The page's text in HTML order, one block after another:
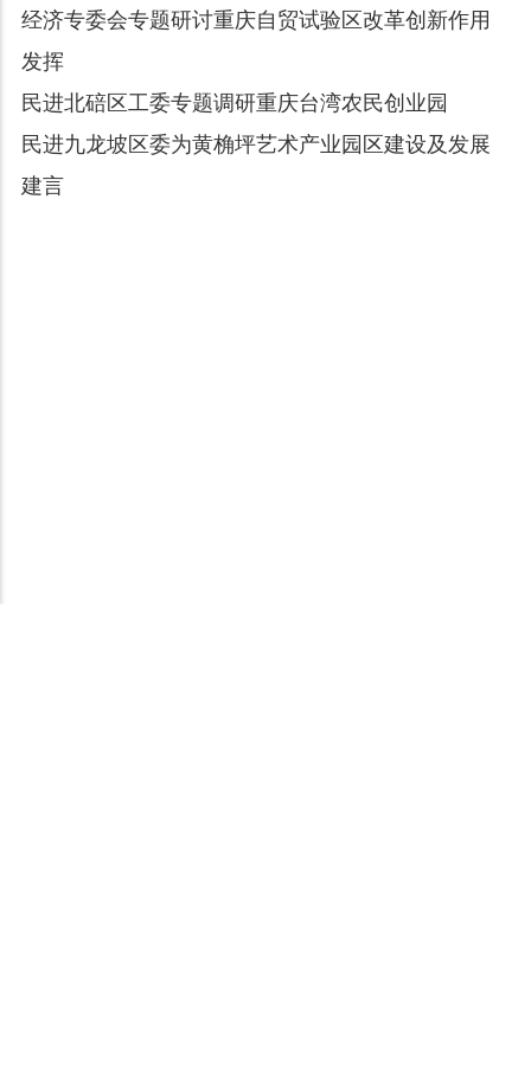
经济专委会专题研讨重庆自贸试验区改革创新作用
发挥
民进北碚区工委专题调研重庆台湾农民创业园
民进九龙坡区委为黄桷坪艺术产业园区建设及发展
建言